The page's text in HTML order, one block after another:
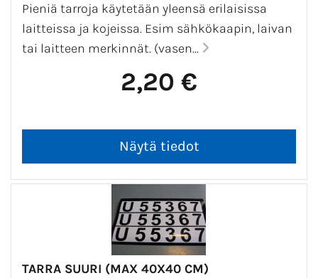
Pieniä tarroja käytetään yleensä erilaisissa
laitteissa ja kojeissa. Esim sähkökaapin, laivan
tai laitteen merkinnät. (vasen...
2,20 €
TARRA SUURI (MAX 40X40 CM)